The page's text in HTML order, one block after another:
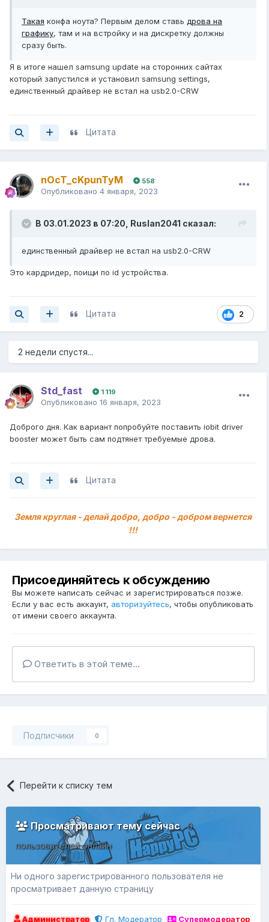
Такая конфа ноута? Первым делом ставь дрова на
графику, там и на встройку и на дискретку должны
сразу быть.
Я в итоге нашел samsung update на сторонних сайтах
который запустился и установил samsung settings,
единственный драйвер не встал на usb2.0-CRW
Цитата
nOcT_cKpunTyM 558
Опубликовано 4 января, 2023
В 03.01.2023 в 07:20, Ruslan2041 сказал:
единственный драйвер не встал на usb2.0-CRW
Это кардридер, поищи по id устройства.
2
Цитата
2 недели спустя...
Std_fast 1 119
Опубликовано 16 января, 2023
Доброго дня. Как вариант попробуйте поставить iobit driver
booster может быть сам подтянет требуемые дрова.
Цитата
Земля круглая - делай добро, добро - добром вернется
!!!
Присоединяйтесь к обсуждению
Вы можете написать сейчас и зарегистрироваться позже.
Если у вас есть аккаунт, авторизуйтесь, чтобы опубликовать
от имени своего аккаунта.
Ответить в этой теме...
Подписчики 0
Перейти к списку тем
Просматривают тему сейчас0
пользователей онлайн
Ни одного зарегистрированного пользователя не
просматривает данную страницу
Администратор Гл. Модератор Супермодератор